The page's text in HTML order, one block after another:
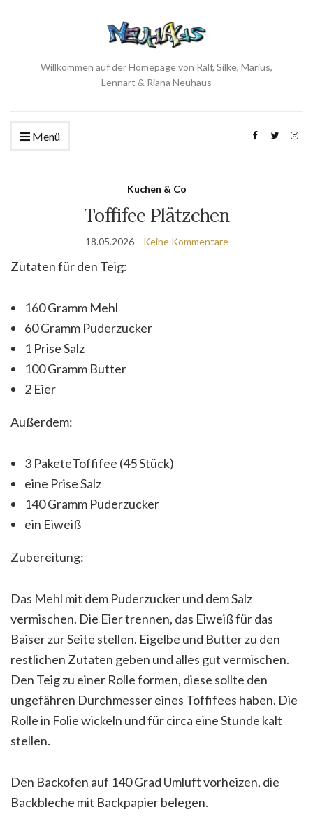
Willkommen auf der Homepage von Ralf, Silke, Marius,
Lennart & Riana Neuhaus
Menü
Kuchen & Co
Toffifee Plätzchen
18.05.2026 Keine Kommentare
Zutaten für den Teig:
160 Gramm Mehl
60 Gramm Puderzucker
1 Prise Salz
100 Gramm Butter
2 Eier
Außerdem:
3 PaketeToffifee (45 Stück)
eine Prise Salz
140 Gramm Puderzucker
ein Eiweiß
Zubereitung:
Das Mehl mit dem Puderzucker und dem Salz
vermischen. Die Eier trennen, das Eiweiß für das
Baiser zur Seite stellen. Eigelbe und Butter zu den
restlichen Zutaten geben und alles gut vermischen.
Den Teig zu einer Rolle formen, diese sollte den
ungefähren Durchmesser eines Toffifees haben. Die
Rolle in Folie wickeln und für circa eine Stunde kalt
stellen.
Den Backofen auf 140 Grad Umluft vorheizen, die
Backbleche mit Backpapier belegen.